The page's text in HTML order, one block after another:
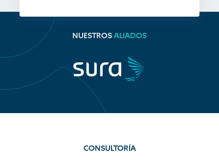
NUESTROS ALIADOS
CONSULTORÍA